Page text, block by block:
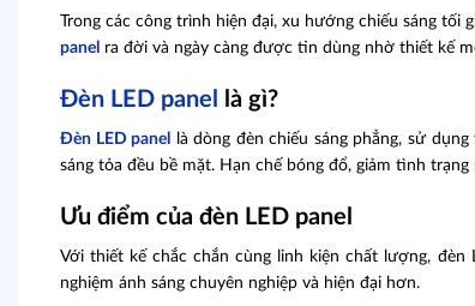
Trong các công trình hiện đại, xu hướng chiếu sáng tối
panel ra đời và ngày càng được tin dùng nhờ thiết kế
Đèn LED panel là gì?
Đèn LED panel
là dòng đèn chiếu sáng phẳng, sử
sáng tỏa đều bề mặt. Hạn chế bóng đổ, giảm tình
Ưu điểm của đèn LED panel
Với thiết kế chắc chắn cùng linh kiện chất lượng,
nghiệm ánh sáng chuyên nghiệp và hiện đại hơn.